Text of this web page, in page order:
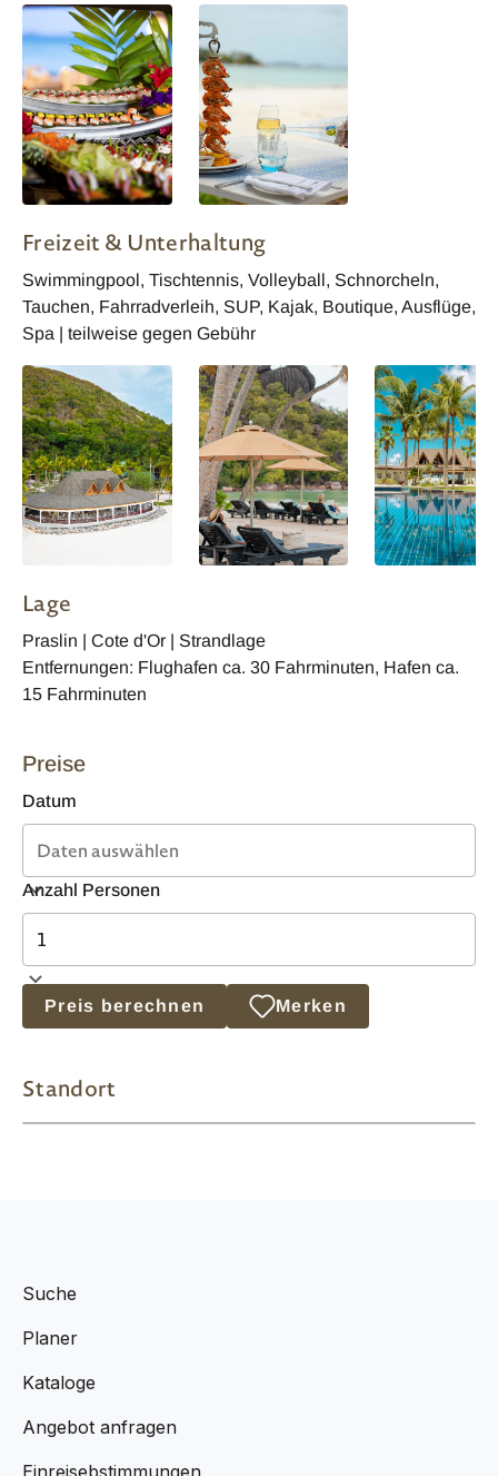
Freizeit & Unterhaltung
Swimmingpool, Tischtennis, Volleyball, Schnorcheln,
Tauchen, Fahrradverleih, SUP, Kajak, Boutique, Ausflüge,
Spa | teilweise gegen Gebühr
Lage
Praslin | Cote d'Or | Strandlage
Entfernungen: Flughafen ca. 30 Fahrminuten, Hafen ca.
15 Fahrminuten
Preise
Datum
Anzahl Personen
Preis berechnen Merken
Standort
Suche
Planer
Kataloge
Angebot anfragen
Einreisebstimmungen